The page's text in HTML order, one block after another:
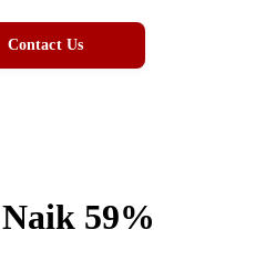
Contact Us
59%